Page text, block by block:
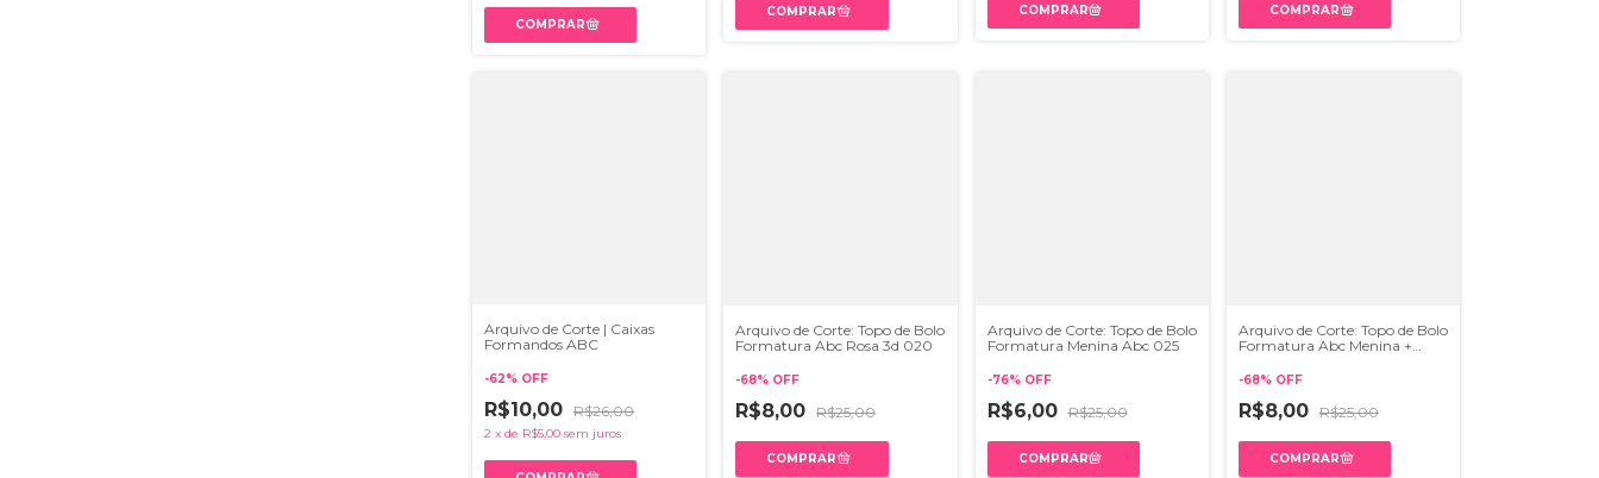
Arquivo de Corte | Caixas
Formandos ABC
-62% OFF
R$10,00 R$26,00
2 x de R$5,00 sem juros
Arquivo de Corte: Topo de Bolo
Formatura Abc Rosa 3d 020
-68% OFF
R$8,00 R$25,00
Arquivo de Corte: Topo de Bolo
Formatura Menina Abc 025
-76% OFF
R$6,00 R$25,00
Arquivo de Corte: Topo de Bolo
Formatura Abc Menina +
-68% OFF
R$8,00 R$25,00